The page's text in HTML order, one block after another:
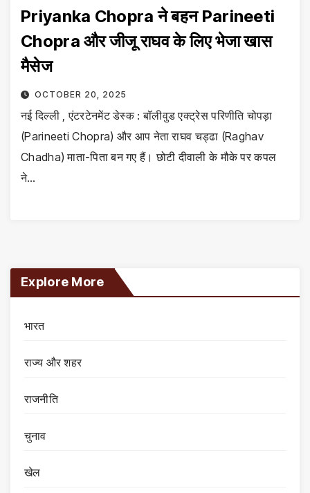
Priyanka Chopra ने बहन Parineeti
Chopra और जीजू राघव के लिए भेजा खास
मैसेज
OCTOBER 20, 2025
नई दिल्ली , एंटरटेनमेंट डेस्क : बॉलीवुड एक्ट्रेस परिणीति चोपड़ा
(Parineeti Chopra) और आप नेता राघव चड्ढा (Raghav
Chadha) माता-पिता बन गए हैं। छोटी दीवाली के मौके पर कपल
ने…
Explore More
भारत
राज्य और शहर
राजनीति
चुनाव
खेल